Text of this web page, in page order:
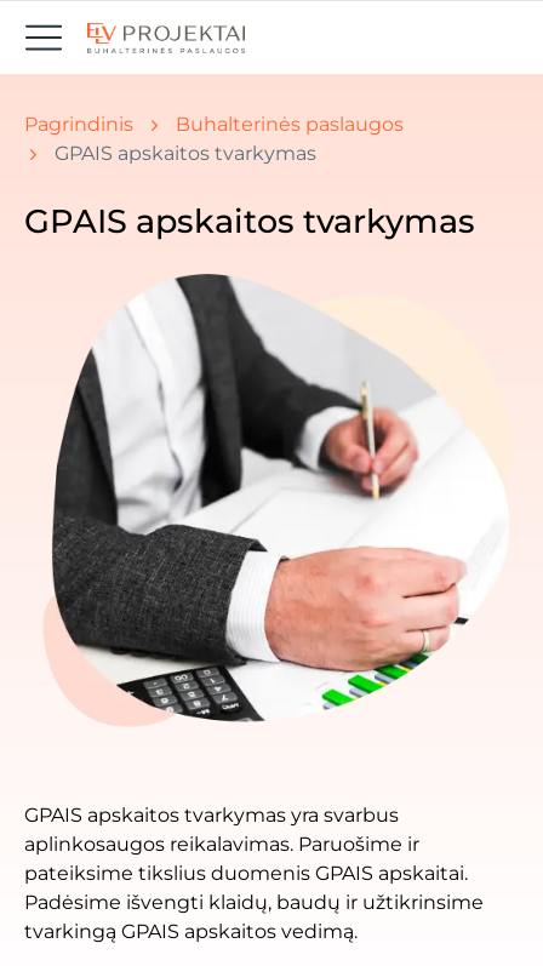
Jūs esate čia: Pradžia " Naujienos
Pagrindinis
Buhalterinės paslaugos
GPAIS apskaitos tvarkymas
GPAIS apskaitos tvarkymas
GPAIS apskaitos tvarkymas yra svarbus
aplinkosaugos reikalavimas. Paruošime ir
pateiksime tikslius duomenis GPAIS apskaitai.
Padėsime išvengti klaidų, baudų ir užtikrinsime
tvarkingą GPAIS apskaitos vedimą.